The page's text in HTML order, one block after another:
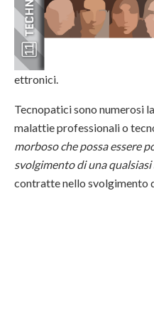
ettronici.
Tecnopatici sono numerosi
malattie professionali o
morboso che possa essere
svolgimento di una
contratte nello svolgimento